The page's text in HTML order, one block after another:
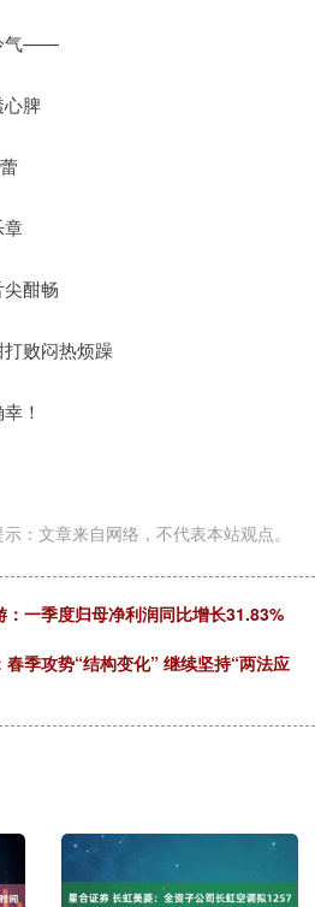
气——
心脾
章
酣畅
败闷热烦躁
！
：文章来自网络，不代表本站观点。
：一季度归母净利润同比增长31.83%
季攻势“结构变化” 继续坚持“两法应